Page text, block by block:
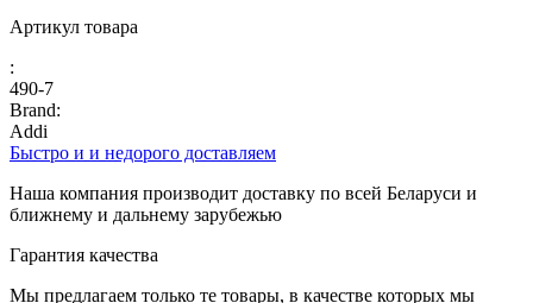
Артикул товара
:
490-7
Brand:
Addi
Быстро и и недорого доставляем
Наша компания производит доставку по всей Беларуси и
ближнему и дальнему зарубежью
Гарантия качества
Мы предлагаем только те товары, в качестве которых мы